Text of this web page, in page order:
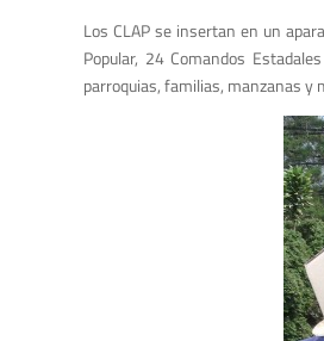
Los CLAP se insertan en un
Popular, 24 Comandos
parroquias, familias, manzanas y